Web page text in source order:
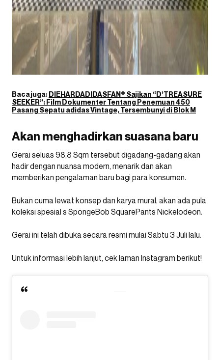
Baca juga:DIEHARDADIDASFAN® Sajikan “D’TREASURE
SEEKER”: Film Dokumenter Tentang Penemuan 450
Pasang Sepatu adidas Vintage, Tersembunyi di Blok M
Akan menghadirkan suasana baru
Gerai seluas 98,8 Sqm tersebut digadang-gadang akan
hadir dengan nuansa modern, menarik dan akan
memberikan pengalaman baru bagi para konsumen.
Bukan cuma lewat konsep dan karya mural, akan ada pula
koleksi spesial s SpongeBob SquarePants Nickelodeon.
Gerai ini telah dibuka secara resmi mulai Sabtu 3 Juli lalu.
Untuk informasi lebih lanjut, cek laman Instagram berikut!